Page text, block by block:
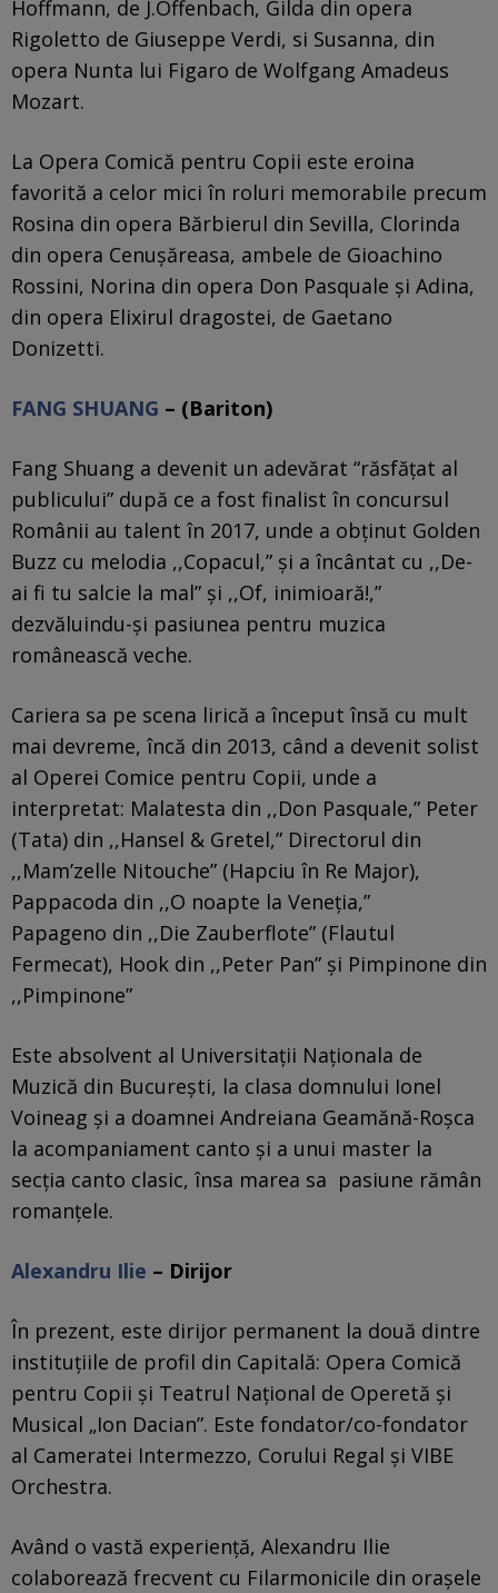
Hoffmann, de J.Offenbach, Gilda din opera
Rigoletto de Giuseppe Verdi, si Susanna, din
opera Nunta lui Figaro de Wolfgang Amadeus
Mozart.
La Opera Comică pentru Copii este eroina
favorită a celor mici în roluri memorabile precum
Rosina din opera Bărbierul din Sevilla, Clorinda
din opera Cenușăreasa, ambele de Gioachino
Rossini, Norina din opera Don Pasquale și Adina,
din opera Elixirul dragostei, de Gaetano
Donizetti.
FANG SHUANG – (Bariton)
Fang Shuang a devenit un adevărat “răsfăţat al
publicului” după ce a fost finalist în concursul
Românii au talent în 2017, unde a obținut Golden
Buzz cu melodia ,,Copacul,” şi a încântat cu ,,De-
ai fi tu salcie la mal” şi ,,Of, inimioară!,”
dezvăluindu-şi pasiunea pentru muzica
românească veche.
Cariera sa pe scena lirică a început însă cu mult
mai devreme, încă din 2013, când a devenit solist
al Operei Comice pentru Copii, unde a
interpretat: Malatesta din ,,Don Pasquale,” Peter
(Tata) din ,,Hansel & Gretel,” Directorul din
,,Mam’zelle Nitouche” (Hapciu în Re Major),
Pappacoda din ,,O noapte la Veneția,”
Papageno din ,,Die Zauberflote” (Flautul
Fermecat), Hook din ,,Peter Pan” şi Pimpinone din
,,Pimpinone”
Este absolvent al Universitaţii Naționala de
Muzică din București, la clasa domnului Ionel
Voineag și a doamnei Andreiana Geamănă-Roșca
la acompaniament canto şi a unui master la
secția canto clasic, însa marea sa pasiune rămân
romanţele.
Alexandru Ilie – Dirijor
În prezent, este dirijor permanent la două dintre
instituțiile de profil din Capitală: Opera Comică
pentru Copii și Teatrul Național de Operetă și
Musical „Ion Dacian”. Este fondator/co-fondator
al Cameratei Intermezzo, Corului Regal și VIBE
Orchestra.
Având o vastă experiență, Alexandru Ilie
colaborează frecvent cu Filarmonicile din orașele